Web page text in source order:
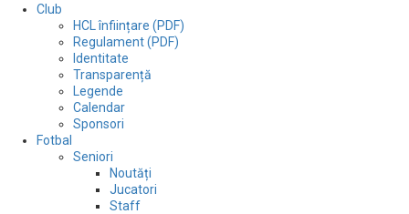
Club
HCL înființare (PDF)
Regulament (PDF)
Identitate
Transparență
Legende
Calendar
Sponsori
Fotbal
Seniori
Noutăți
Jucatori
Staff